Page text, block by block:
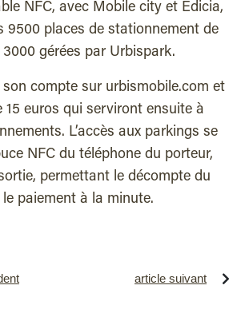
NFC, avec Mobile city et Edicia,
9500 places de stationnement de
gérées par Urbispark.
compte sur urbismobile.com et
15 euros qui serviront ensuite à
L’accès aux parkings se
NFC du téléphone du porteur,
permettant le décompte du
paiement à la minute.
article suivant